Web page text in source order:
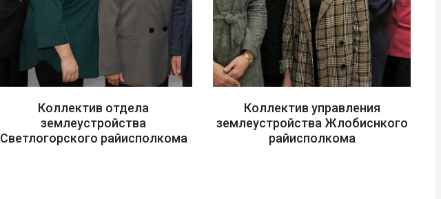
Коллектив отдела
землеустройства
Светлогорского райисполкома
Коллектив управления
землеустройства Жлобиснкого
райисполкома